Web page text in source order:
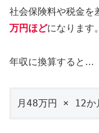
社会保険料や税金を
万円ほどになります。
年収に換算すると…
月48万円 × 12